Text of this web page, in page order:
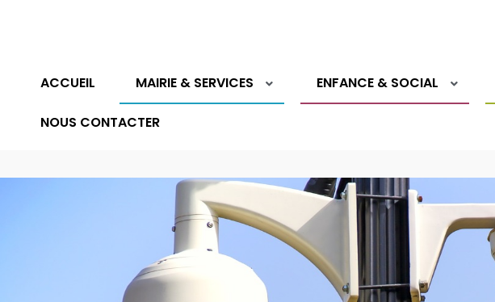
ACCUEIL MAIRIE & SERVICES ENFANCE & SOCIAL
NOUS CONTACTER